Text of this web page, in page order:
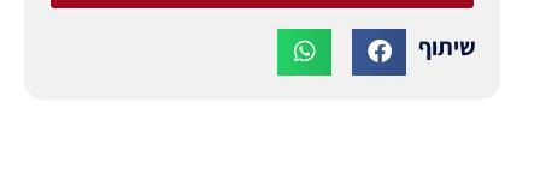
שיתוף